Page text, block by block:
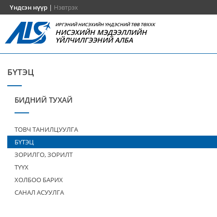
Үндсэн нүүр | Нэвтрэх
ИРГЭНИЙ НИСЭХИЙН ҮНДЭСНИЙ ТӨВ ТӨХХК
НИСЭХИЙН МЭДЭЭЛЛИЙН
ҮЙЛЧИЛГЭЭНИЙ АЛБА
БҮТЭЦ
БИДНИЙ ТУХАЙ
ТОВЧ ТАНИЛЦУУЛГА
БҮТЭЦ
ЗОРИЛГО, ЗОРИЛТ
ТҮҮХ
ХОЛБОО БАРИХ
САНАЛ АСУУЛГА